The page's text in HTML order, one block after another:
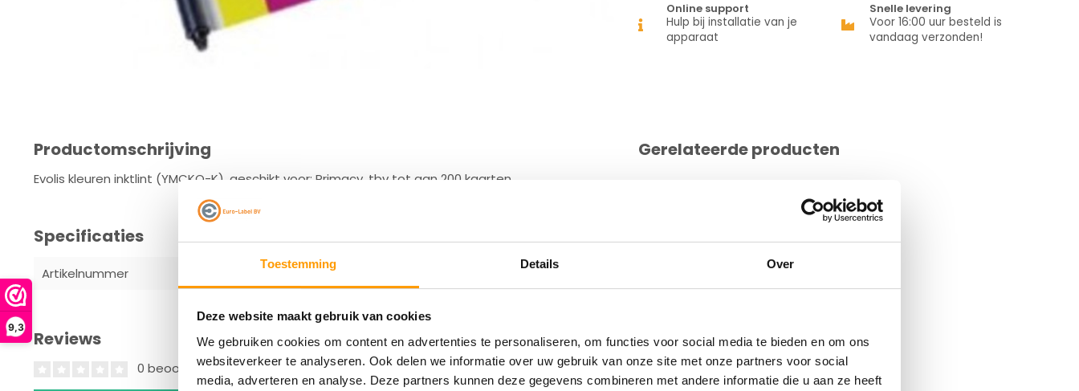
Toestemming Details Over
Deze website maakt gebruik van cookies
We gebruiken cookies om content en advertenties te personaliseren, om functies voor social media te bieden en om ons
websiteverkeer te analyseren. Ook delen we informatie over uw gebruik van onze site met onze partners voor social
media, adverteren en analyse. Deze partners kunnen deze gegevens combineren met andere informatie die u aan ze heeft
9,3
Online support
Hulp bij installatie van je
apparaat
Snelle levering
Voor 16:00 uur besteld is
vandaag verzonden!
Productomschrijving
Evolis kleuren inktlint (YMCKO-K), geschikt voor: Primacy, tbv tot aan 200 kaarten
Specificaties
Artikelnummer R6F003EAA
Reviews
0 beoordelingen
Gerelateerde producten